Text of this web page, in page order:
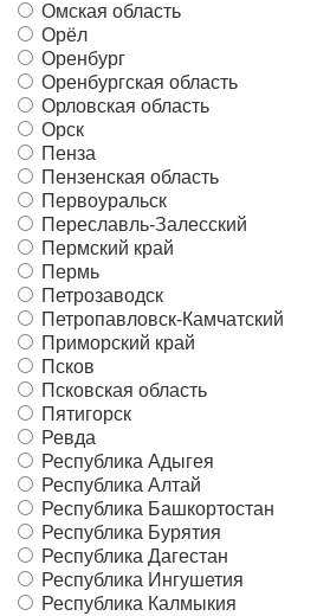
Омская область
Орёл
Оренбург
Оренбургская область
Орловская область
Орск
Пенза
Пензенская область
Первоуральск
Переславль-Залесский
Пермский край
Пермь
Петрозаводск
Петропавловск-Камчатский
Приморский край
Псков
Псковская область
Пятигорск
Ревда
Республика Адыгея
Республика Алтай
Республика Башкортостан
Республика Бурятия
Республика Дагестан
Республика Ингушетия
Республика Калмыкия